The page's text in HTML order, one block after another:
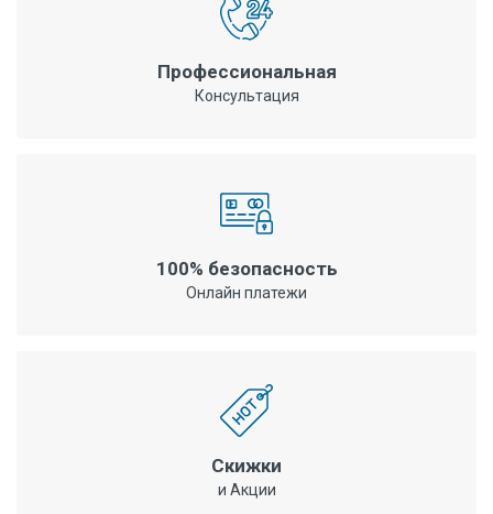
Профессиональная
Консультация
100% безопасность
Онлайн платежи
Скижки
и Акции